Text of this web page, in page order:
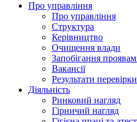
Про управління
Про управління
Структура
Керівництво
Очищення влади
Запобігання проявам
Вакансії
Результати
Діяльність
Ринковий нагляд
Гірничий нагляд